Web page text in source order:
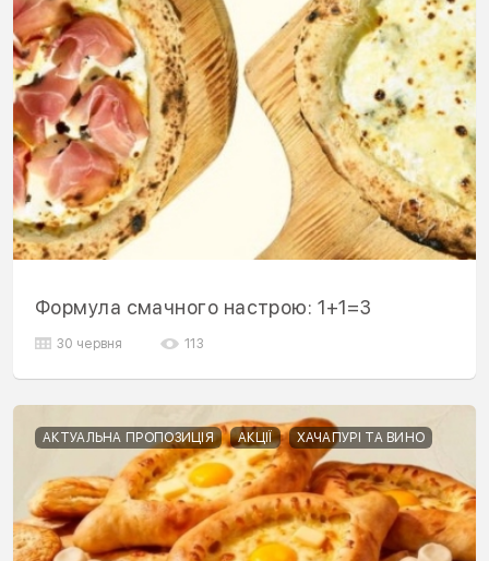
30 червня 113
Формула смачного настрою: 1+1=3
АКТУАЛЬНА ПРОПОЗИЦІЯ АКЦІЇ ХАЧАПУРІ ТА ВИНО